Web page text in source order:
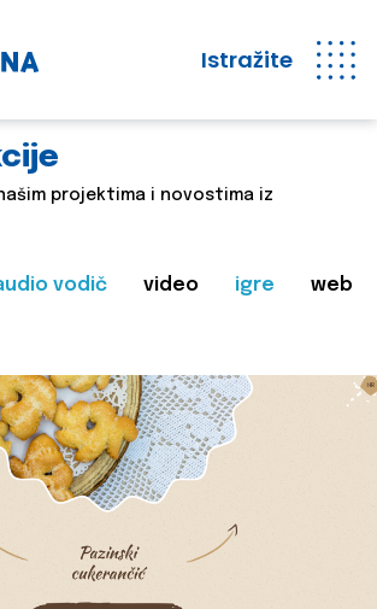
Istražite
projektima i novostima iz
vodič video igre web